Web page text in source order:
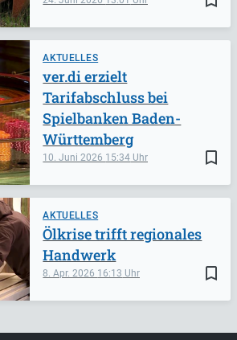
AKTUELLES
bookmark_border
10. Juni 2026 15:34
ver.di erzielt
Tarifabschluss bei
Spielbanken Baden-
Württemberg
AKTUELLES
bookmark_border
8. Apr. 2026 16:13
Ölkrise trifft regionales
Handwerk